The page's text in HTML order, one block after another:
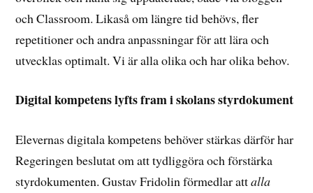
och Classroom. Likaså om längre tid behövs, fler
repetitioner och andra anpassningar för att lära och
utvecklas optimalt. Vi är alla olika och har olika behov.
Digital kompetens lyfts fram i skolans styrdokument
Elevernas digitala kompetens behöver stärkas därför har
Regeringen beslutat om att tydliggöra och förstärka
styrdokumenten. Gustav Fridolin förmedlar attalla